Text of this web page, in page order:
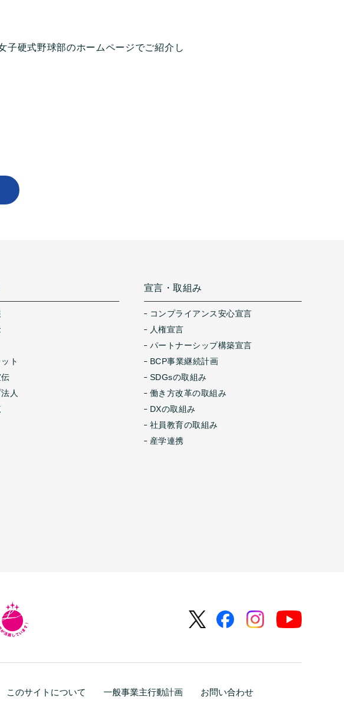
子硬式野球部のホームページでご紹介し
ト
人
宣言・取組み
コンプライアンス安心宣言
人権宣言
パートナーシップ構築宣言
BCP事業継続計画
SDGsの取組み
働き方改革の取組み
DXの取組み
社員教育の取組み
産学連携
このサイトについて 一般事業主行動計画 お問い合わせ